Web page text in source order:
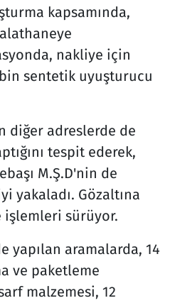
kapsamında,
nakliye için
sentetik uyuşturucu
diğer adreslerde de
tespit ederek,
M.Ş.D'nin de
yakaladı. Gözaltına
işlemleri sürüyor.
yapılan aramalarda, 14
ve paketleme
malzemesi, 12